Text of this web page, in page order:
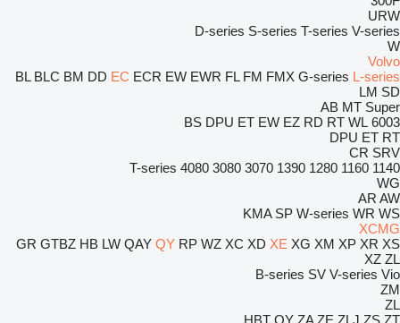
URW
D-series S-series T-series V-series
W
Volvo
BL BLC BM DD EC ECR EW EWR FL FM FMX G-series L-series
LM SD
AB MT Super
6003
BS DPU ET EW EZ RD RT WL
DPU ET RT
CR SRV
1140
1160
1280
1390
3070
3080
4080
T-series
WG
AR AW
KMA SP W-series WR WS
XCMG
GR GTBZ HB LW QAY QY RP WZ XC XD XE XG XM XP XR XS
XZ ZL
B-series SV V-series Vio
ZM
ZL
HBT QY ZA ZE ZLJ ZS ZT